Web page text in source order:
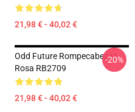
21,98 € - 40,02 €
Odd Future Rompecabezas
Rosa RB2709
21,98 € - 40,02 €
-20%